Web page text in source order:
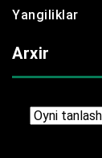
Yangiliklar
Arxir
Arxir